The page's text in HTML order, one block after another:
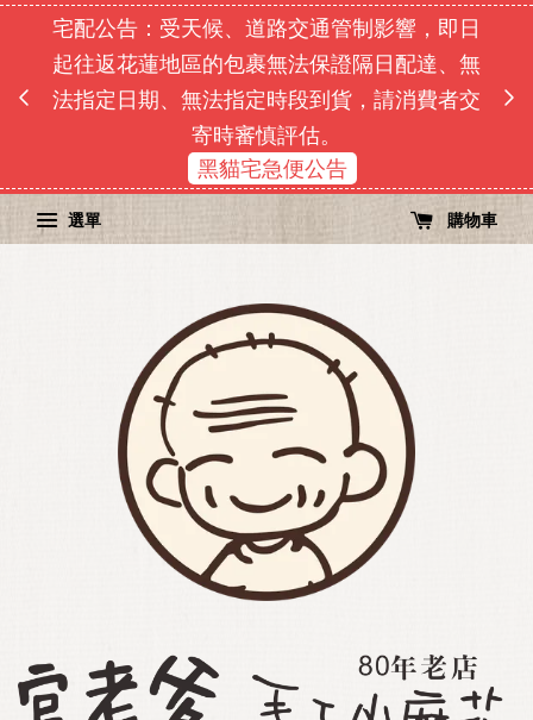
序
宅配公告：受天候、道路交通管制影響，即日
起往返花蓮地區的包裹無法保證隔日配達、無
法指定日期、無法指定時段到貨，請消費者交
寄時審慎評估。
黑貓宅急便公告
選單 購物車